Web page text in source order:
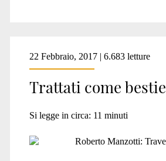
22 Febbraio, 2017 | 6.683 letture
Trattati come bestie
Si legge in circa: 11 minuti